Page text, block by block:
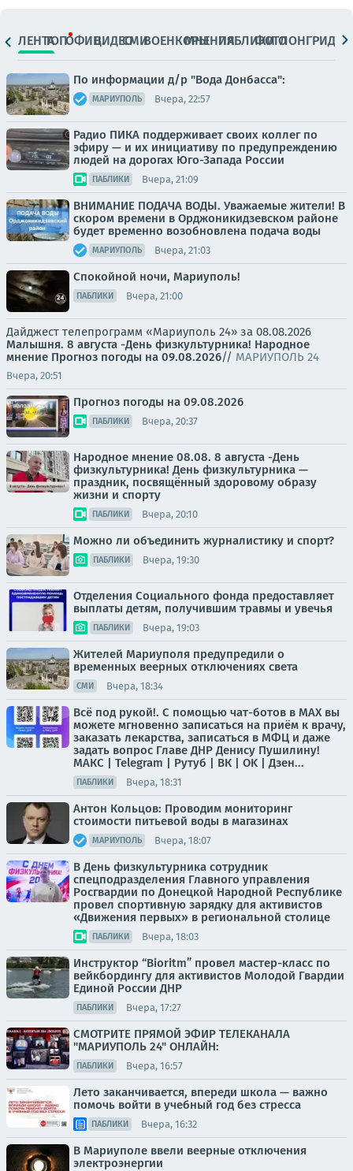
ЛЕНТАТОПОФИЦ.ВИДЕОСМИВОЕНКОРЫМНЕНИЯПАБЛИКИ
ФОТОЛОНГРИДЫ
По информации д/р "Вода Донбасса":
МАРИУПОЛЬ Вчера, 22:57
Радио ПИКА поддерживает своих коллег по
эфиру — и их инициативу по предупреждению
людей на дорогах Юго-Запада России
ПАБЛИКИ Вчера, 21:09
ВНИМАНИЕ ПОДАЧА ВОДЫ. Уважаемые жители! В
скором времени в Орджоникидзевском районе
будет временно возобновлена подача воды
МАРИУПОЛЬ Вчера, 21:03
Спокойной ночи, Мариуполь!
ПАБЛИКИ Вчера, 21:00
Дайджест телепрограмм «Мариуполь 24» за 08.08.2026
Малышня. 8 августа -День физкультурника! Народное
мнение Прогноз погоды на 09.08.2026// МАРИУПОЛЬ 24
Вчера, 20:51
Прогноз погоды на 09.08.2026
ПАБЛИКИ Вчера, 20:37
Народное мнение 08.08. 8 августа -День
физкультурника! День физкультурника —
праздник, посвящённый здоровому образу
жизни и спорту
ПАБЛИКИ Вчера, 20:10
Можно ли объединить журналистику и спорт?
ПАБЛИКИ Вчера, 19:30
Отделения Социального фонда предоставляет
выплаты детям, получившим травмы и увечья
ПАБЛИКИ Вчера, 19:03
Жителей Мариуполя предупредили о
временных веерных отключениях света
СМИ Вчера, 18:34
Всё под рукой!. С помощью чат-ботов в МАХ вы
можете мгновенно записаться на приём к врачу,
заказать лекарства, записаться в МФЦ и даже
задать вопрос Главе ДНР Денису Пушилину!
МАКС | Telegram | Рутуб | ВК | OK | Дзен...
ПАБЛИКИ Вчера, 18:31
Антон Кольцов: Проводим мониторинг
стоимости питьевой воды в магазинах
МАРИУПОЛЬ Вчера, 18:07
В День физкультурника сотрудник
спецподразделения Главного управления
Росгвардии по Донецкой Народной Республике
провел спортивную зарядку для активистов
«Движения первых» в региональной столице
ПАБЛИКИ Вчера, 18:03
Инструктор “Bioritm” провел мастер-класс по
вейкбордингу для активистов Молодой Гвардии
Единой России ДНР
ПАБЛИКИ Вчера, 17:27
СМОТРИТЕ ПРЯМОЙ ЭФИР ТЕЛЕКАНАЛА
"МАРИУПОЛЬ 24" ОНЛАЙН:
ПАБЛИКИ Вчера, 16:57
Лето заканчивается, впереди школа — важно
помочь войти в учебный год без стресса
ПАБЛИКИ Вчера, 16:32
В Мариуполе ввели веерные отключения
электроэнергии